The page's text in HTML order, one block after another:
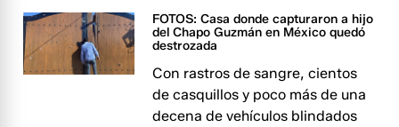
FOTOS: Casa donde capturaron a hijo
del Chapo Guzmán en México quedó
destrozada
Con rastros de sangre, cientos
de casquillos y poco más de una
decena de vehículos blindados